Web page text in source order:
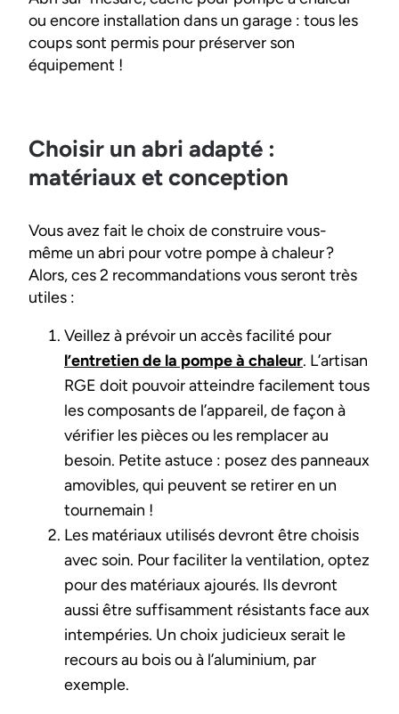
ou encore installation dans un garage : tous les
coups sont permis pour préserver son
équipement !
Choisir un abri adapté :
matériaux et conception
Vous avez fait le choix de construire vous-
même un abri pour votre pompe à chaleur ?
Alors, ces 2 recommandations vous seront très
utiles :
Veillez à prévoir un accès facilité pour
l’entretien de la pompe à chaleur. L’artisan
RGE doit pouvoir atteindre facilement tous
les composants de l’appareil, de façon à
vérifier les pièces ou les remplacer au
besoin. Petite astuce : posez des panneaux
amovibles, qui peuvent se retirer en un
tournemain !
Les matériaux utilisés devront être choisis
avec soin. Pour faciliter la ventilation, optez
pour des matériaux ajourés. Ils devront
aussi être suffisamment résistants face aux
intempéries. Un choix judicieux serait le
recours au bois ou à l’aluminium, par
exemple.